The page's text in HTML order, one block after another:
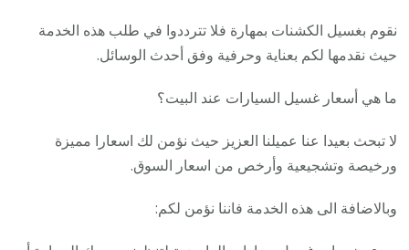
نقوم بغسيل الكشنات بمهارة فلا تترددوا في طلب هذه الخدمة
حيث نقدمها لكم بعناية وحرفية وفق أحدث الوسائل.
ما هي أسعار غسيل السيارات عند البيت؟
لا تبحث بعيدا عنا عميلنا العزيز حيث نؤمن لك اسعارا مميزة
ورخيصة وتشجيعية وأرخص من اسعار السوق.
وبالاضافة الى هذه الخدمة فاننا نؤمن لكم: